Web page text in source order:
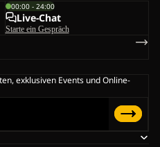
00:00 - 24:00
Live-Chat
Starte ein Gespräch
exklusiven Events und Online-